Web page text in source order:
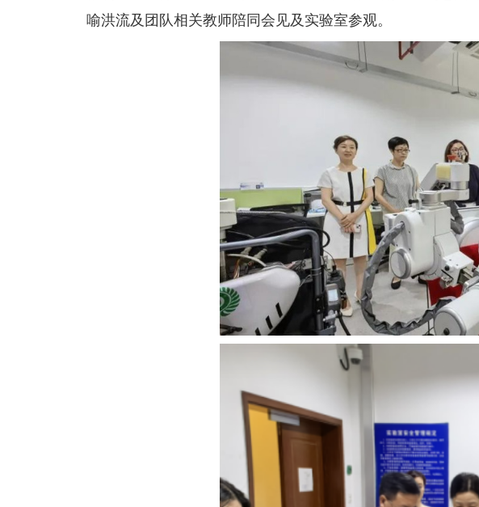
喻洪流及团队相关教师陪同会见及实验室参观。